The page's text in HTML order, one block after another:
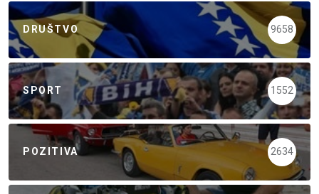
DRUŠTVO 9658
SPORT 1552
POZITIVA 2634